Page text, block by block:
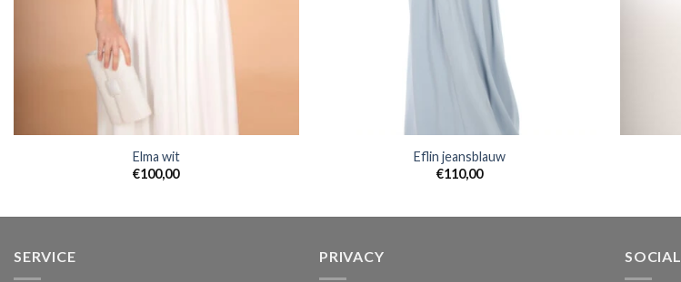
Elma wit
€100,00
Eflin jeansblauw
€110,00
SERVICE PRIVACY SOCIAL